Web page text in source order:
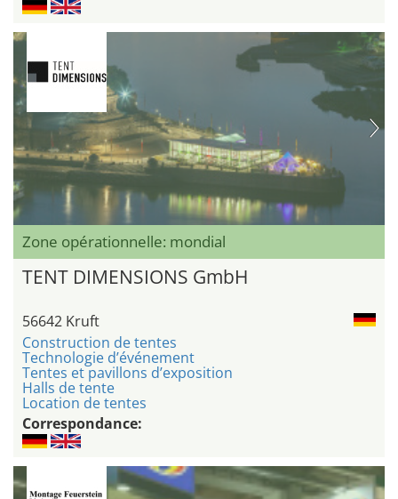
Zone opérationnelle: mondial
TENT DIMENSIONS GmbH
56642 Kruft
Construction de tentes
Technologie d’événement
Tentes et pavillons d’exposition
Halls de tente
Location de tentes
Correspondance: